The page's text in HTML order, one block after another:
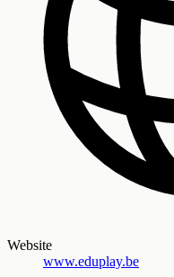
Website
www.eduplay.be